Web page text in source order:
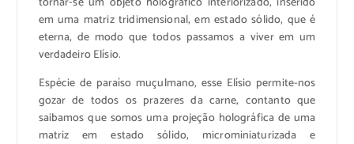
em uma matriz tridimensional, em estado sólido, que é
eterna, de modo que todos passamos a viver em um
verdadeiro Elísio.
Espécie de paraíso muçulmano, esse Elísio permite-nos
gozar de todos os prazeres da carne, contanto que
saibamos que somos uma projeção holográfica de uma
matriz em estado sólido, microminiaturizada e